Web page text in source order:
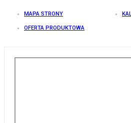
MAPA STRONY
OFERTA PRODUKTOWA